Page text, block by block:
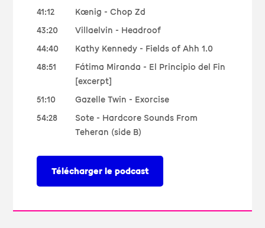
41:12
Kœnig - Chop Zd
43:20
Villaelvin - Headroof
44:40
Kathy Kennedy - Fields of Ahh 1.0
48:51
Fátima Miranda - El Principio del Fin
[excerpt]
51:10
Gazelle Twin - Exorcise
54:28
Sote - Hardcore Sounds From
Teheran (side B)
Télécharger le podcast